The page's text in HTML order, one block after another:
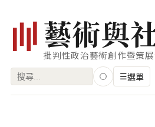
藝術與
批判性政治藝術創作暨策
搜
☰選單